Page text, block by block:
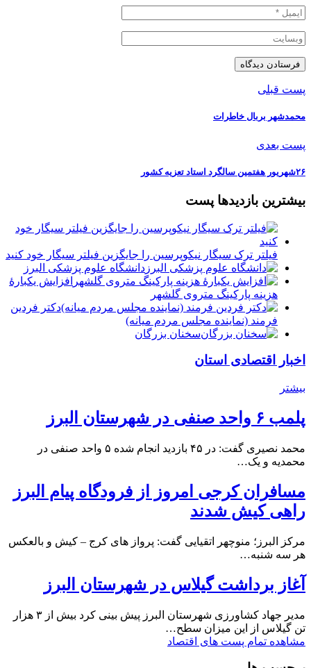
پست قبلی
محمدشهر بربال خاطرات
پست بعدی
۲۶شهریور هفتمین سالگرد استاد تعزیه کشور
بیشترین بازدیدها پست
فیلتر ترک سیگار نیکوپرسین را جایگزین فیلتر سیگار خود کنید
دانشگاه علوم پزشکی البرز
افزایش یکبارۀ
هزینه پارکینگ متروی گلشهر
دكتر فردين
فرمند (نماينده مجلس مردم میانه)
سخنان بزرگان
اخبار اقتصادی استان
بیشتر
پلمب ۶ واحد صنفی در شهرستان البرز
محمد نصیری گفت: در ۴۵ بازدید انجام شده ۵ واحد صنفی در
محمدیه و یک…
مسافران کرجی امروز از فرودگاه پیام البرز
راهی کیش شدند
مرکز البرز؛ منوچهر اتقیایی گفت: پرواز های کرج – کیش و بالعکس
هر سه شنبه…
آغاز برداشت گیلاس در شهرستان البرز
مدیر جهاد کشاورزی شهرستان البرز پیش بینی کرد بیش از ۳ هزار
تن گیلاس از این میزان سطح…
مشاهده تمام پست های اقتصاد